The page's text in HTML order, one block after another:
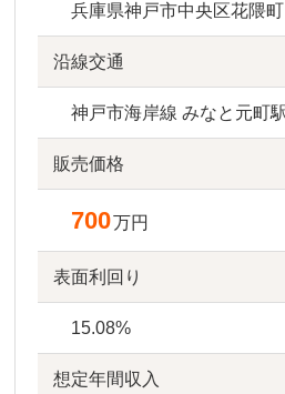
兵庫県神戸市中央区花隈町
沿線交通
神戸市海岸線 みなと元町
販売価格
700万円
表面利回り
15.08%
想定年間収入